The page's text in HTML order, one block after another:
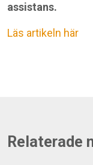
assistans.
Läs artikeln här
Relaterade